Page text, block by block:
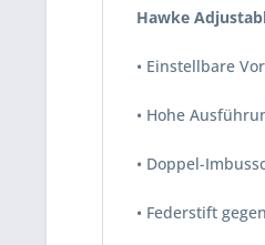
Hawke
• Einstellbare
• Hohe
• Doppel-
• Federstift